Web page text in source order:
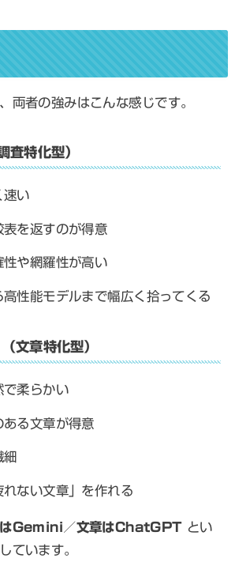
両者の強みはこんな感じです。
特化型）
速い
表を返すのが得意
や網羅性が高い
性能モデルまで幅広く拾ってくる
章特化型）
で柔らかい
ある文章が得意
細
れない文章」を作れる
はGemini／文章はChatGPT とい
ています。